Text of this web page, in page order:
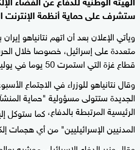
ستشرف على حماية أنظمة الإنترنت
ويأتي الإعلان بعد أن اتهم نتانياهو
متعددة على إسرائيل، خصوصا خلال
قطاع غزة التي استمرت 50 يوما في يوليو وأغسطس.
وقال نتانياهو للوزراء في الاجتماع
الجديدة ستتولى مسؤولية "حماية
الرئيسية المرتبطة بالدفاع،كما ستوكل
المدنيين الإسرائيليين" من أي هجمات